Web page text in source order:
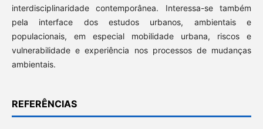
interdisciplinaridade contemporânea. Interessa-se também
pela interface dos estudos urbanos, ambientais e
populacionais, em especial mobilidade urbana, riscos e
vulnerabilidade e experiência nos processos de mudanças
ambientais.
REFERÊNCIAS